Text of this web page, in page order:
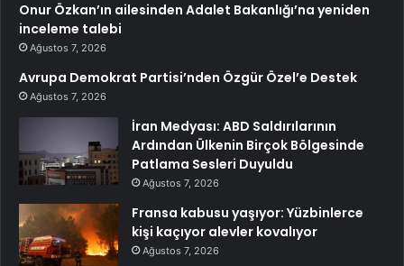
Onur Özkan’ın ailesinden Adalet Bakanlığı’na yeniden
inceleme talebi
Ağustos 7, 2026
Avrupa Demokrat Partisi’nden Özgür Özel’e Destek
Ağustos 7, 2026
İran Medyası: ABD Saldırılarının
Ardından Ülkenin Birçok Bölgesinde
Patlama Sesleri Duyuldu
Ağustos 7, 2026
Fransa kabusu yaşıyor: Yüzbinlerce
kişi kaçıyor alevler kovalıyor
Ağustos 7, 2026